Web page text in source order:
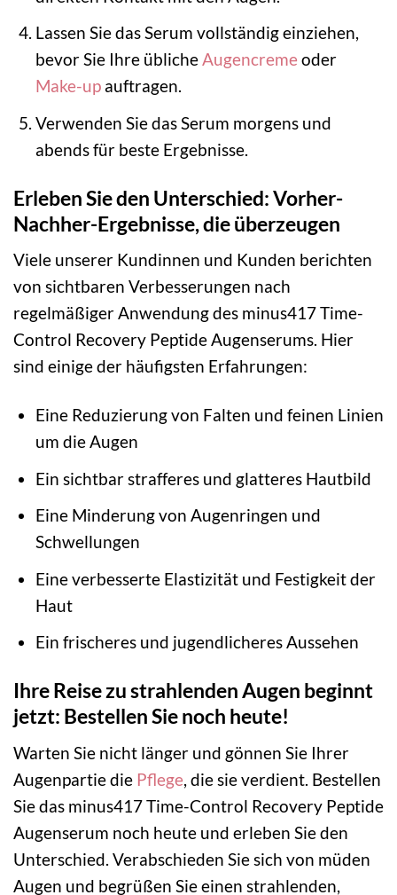
Lassen Sie das Serum vollständig einziehen,
bevor Sie Ihre üblicheAugencremeoder
Make-upauftragen.
Verwenden Sie das Serum morgens und
abends für beste Ergebnisse.
Erleben Sie den Unterschied: Vorher-
Nachher-Ergebnisse, die überzeugen
Viele unserer Kundinnen und Kunden berichten
von sichtbaren Verbesserungen nach
regelmäßiger Anwendung des minus417 Time-
Control Recovery Peptide Augenserums. Hier
sind einige der häufigsten Erfahrungen:
Eine Reduzierung von Falten und feinen Linien
um die Augen
Ein sichtbar strafferes und glatteres Hautbild
Eine Minderung von Augenringen und
Schwellungen
Eine verbesserte Elastizität und Festigkeit der
Haut
Ein frischeres und jugendlicheres Aussehen
Ihre Reise zu strahlenden Augen beginnt
jetzt: Bestellen Sie noch heute!
Warten Sie nicht länger und gönnen Sie Ihrer
Augenpartie die Pflege, die sie verdient. Bestellen
Sie das minus417 Time-Control Recovery Peptide
Augenserum noch heute und erleben Sie den
Unterschied. Verabschieden Sie sich von müden
Augen und begrüßen Sie einen strahlenden,